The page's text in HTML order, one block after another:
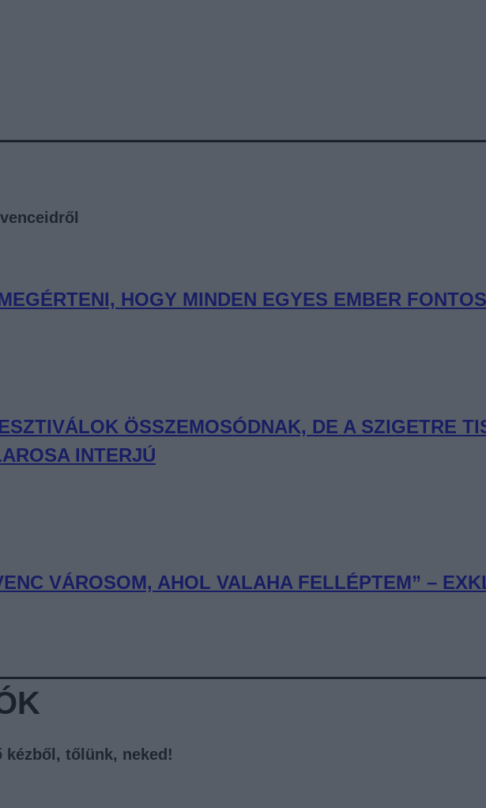
HOGY MINDEN EGYES EMBER
ÖSSZEMOSÓDNAK, DE A SZIGETRE
INTERJÚ
VÁROSOM, AHOL VALAHA FELLÉPTEM” –
kézből, tőlünk, neked!